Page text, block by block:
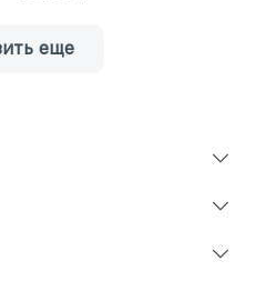
еще